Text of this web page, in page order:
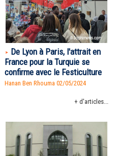
De Lyon à Paris, l'attrait en
France pour la Turquie se
confirme avec le Festiculture
Hanan Ben Rhouma 02/05/2024
+ d'articles...